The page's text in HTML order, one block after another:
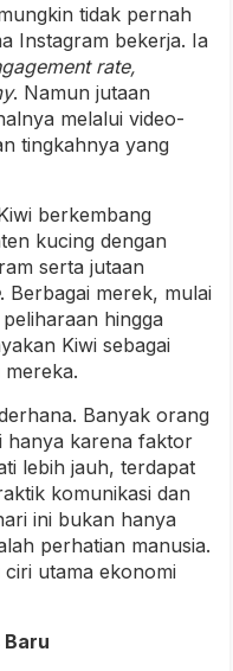
tidak pernah
Instagram bekerja. Ia
rate,
. Namun jutaan
melalui video-
tingkahnya yang
berkembang
kucing dengan
serta jutaan
. Berbagai merek, mulai
hingga
Kiwi sebagai
Banyak orang
hanya karena faktor
lebih jauh, terdapat
komunikasi dan
ini bukan hanya
perhatian manusia.
utama ekonomi